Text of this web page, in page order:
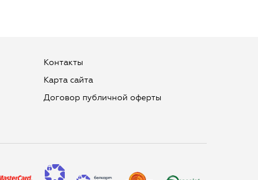
Контакты
Карта сайта
Договор публичной оферты